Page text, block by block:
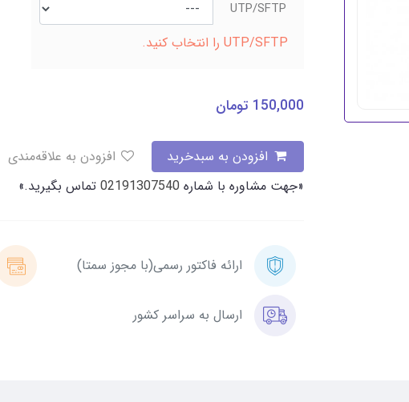
UTP/SFTP
UTP/SFTP را انتخاب کنید.
150,000 تومان
«جهت مشاوره با شماره 02191307540 تماس بگیرید.»
ارائه فاکتور رسمی(با مجوز سمتا)
ارسال به سراسر کشور